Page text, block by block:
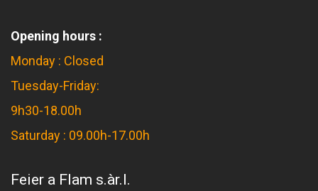
Opening hours :
Monday : Closed
Tuesday-Friday:
9h30-18.00h
Saturday : 09.00h-17.00h
Feier a Flam s.àr.l.